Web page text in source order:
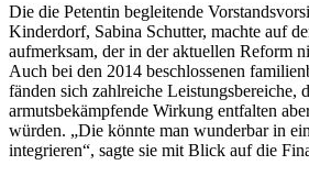
Die die Petentin begleitende
Kinderdorf, Sabina Schutter, machte auf
aufmerksam, der in der aktuellen Reform
Auch bei den 2014 beschlossenen
fänden sich zahlreiche Leistungsbereiche,
armutsbekämpfende Wirkung entfalten
würden. „Die könnte man wunderbar in
integrieren“, sagte sie mit Blick auf die